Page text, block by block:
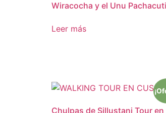
Wiracocha y el Unu Pachacuti
Leer más
Chulpas de Sillustani Tour en